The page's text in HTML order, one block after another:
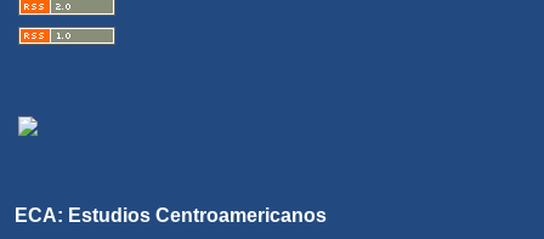
ECA: Estudios Centroamericanos